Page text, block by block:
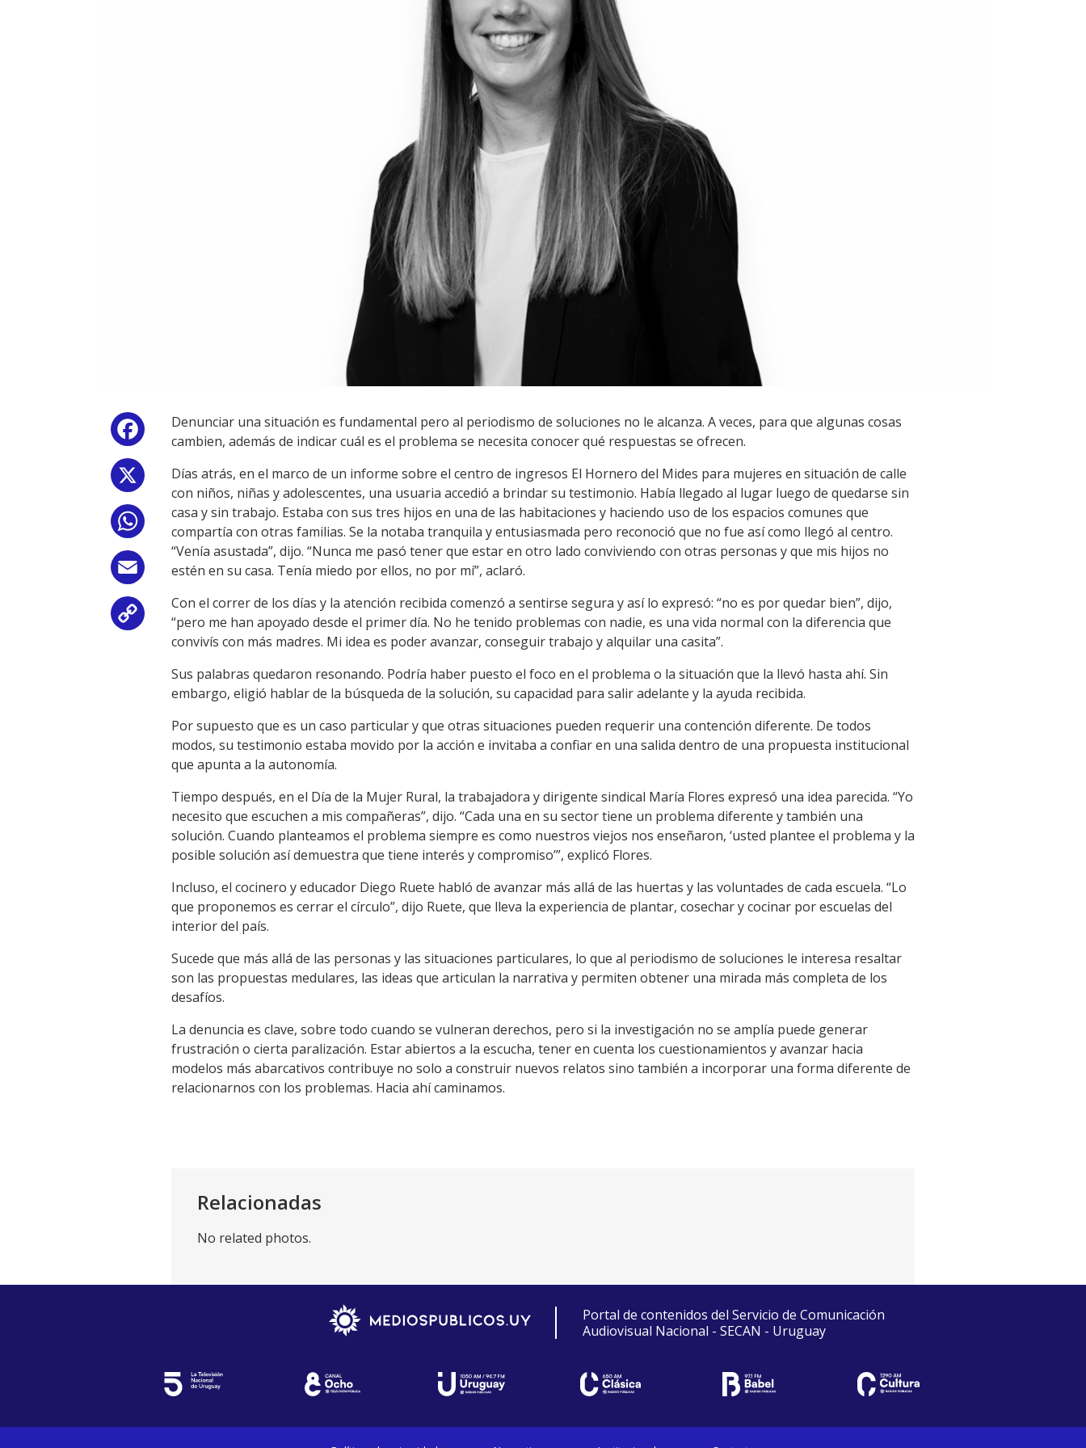
Facebook
WhatsApp
Email
Copy
Link
Denunciar una situación es fundamental pero al periodismo de soluciones no le alcanza. A veces, para que algunas cosas
cambien, además de indicar cuál es el problema se necesita conocer qué respuestas se ofrecen.
Días atrás, en el marco de un informe sobre el centro de ingresos El Hornero del Mides para mujeres en situación de calle
con niños, niñas y adolescentes, una usuaria accedió a brindar su testimonio. Había llegado al lugar luego de quedarse sin
casa y sin trabajo. Estaba con sus tres hijos en una de las habitaciones y haciendo uso de los espacios comunes que
compartía con otras familias. Se la notaba tranquila y entusiasmada pero reconoció que no fue así como llegó al centro.
“Venía asustada”, dijo. “Nunca me pasó tener que estar en otro lado conviviendo con otras personas y que mis hijos no
estén en su casa. Tenía miedo por ellos, no por mí”, aclaró.
Con el correr de los días y la atención recibida comenzó a sentirse segura y así lo expresó: “no es por quedar bien”, dijo,
“pero me han apoyado desde el primer día. No he tenido problemas con nadie, es una vida normal con la diferencia que
convivís con más madres. Mi idea es poder avanzar, conseguir trabajo y alquilar una casita”.
Sus palabras quedaron resonando. Podría haber puesto el foco en el problema o la situación que la llevó hasta ahí. Sin
embargo, eligió hablar de la búsqueda de la solución, su capacidad para salir adelante y la ayuda recibida.
Por supuesto que es un caso particular y que otras situaciones pueden requerir una contención diferente. De todos
modos, su testimonio estaba movido por la acción e invitaba a confiar en una salida dentro de una propuesta institucional
que apunta a la autonomía.
Tiempo después, en el Día de la Mujer Rural, la trabajadora y dirigente sindical María Flores expresó una idea parecida. “Yo
necesito que escuchen a mis compañeras”, dijo. “Cada una en su sector tiene un problema diferente y también una
solución. Cuando planteamos el problema siempre es como nuestros viejos nos enseñaron, ‘usted plantee el problema y la
posible solución así demuestra que tiene interés y compromiso’”, explicó Flores.
Incluso, el cocinero y educador Diego Ruete habló de avanzar más allá de las huertas y las voluntades de cada escuela. “Lo
que proponemos es cerrar el círculo”, dijo Ruete, que lleva la experiencia de plantar, cosechar y cocinar por escuelas del
interior del país.
Sucede que más allá de las personas y las situaciones particulares, lo que al periodismo de soluciones le interesa resaltar
son las propuestas medulares, las ideas que articulan la narrativa y permiten obtener una mirada más completa de los
desafíos.
La denuncia es clave, sobre todo cuando se vulneran derechos, pero si la investigación no se amplía puede generar
frustración o cierta paralización. Estar abiertos a la escucha, tener en cuenta los cuestionamientos y avanzar hacia
modelos más abarcativos contribuye no solo a construir nuevos relatos sino también a incorporar una forma diferente de
relacionarnos con los problemas. Hacia ahí caminamos.
Relacionadas
No related photos.
Portal de contenidos del Servicio de Comunicación
Audiovisual Nacional - SECAN - Uruguay